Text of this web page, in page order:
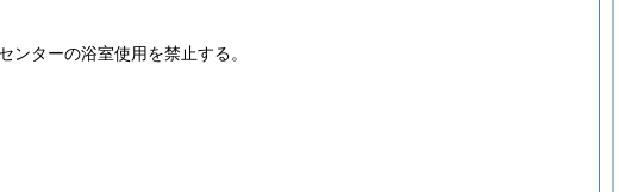
ターの浴室使用を禁止する。